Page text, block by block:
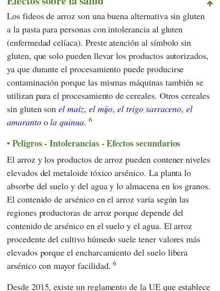
Los fideos de arroz son una buena alternativa sin gluten
a la pasta para personas con intolerancia al gluten
(enfermedad celíaca). Preste atención al símbolo sin
gluten, que solo pueden llevar los productos autorizados,
ya que durante el procesamiento puede producirse
contaminación porque las mismas máquinas también se
utilizan para el procesamiento de cereales. Otros cereales
sin gluten sonel maíz, el mijo,el trigo sarraceno,el
amarantoola quinua. 6
Peligros - Intolerancias - Efectos secundarios
El arroz y los productos de arroz pueden contener niveles
elevados del metaloide tóxico arsénico. La planta lo
absorbe del suelo y del agua y lo almacena en los granos.
El contenido de arsénico en el arroz varía según las
regiones productoras de arroz porque depende del
contenido de arsénico en el suelo y el agua. El arroz
procedente del cultivo húmedo suele tener valores más
elevados porque el encharcamiento del suelo libera
arsénico con mayor facilidad.6
Desde 2015, existe un reglamentode la UEque establece